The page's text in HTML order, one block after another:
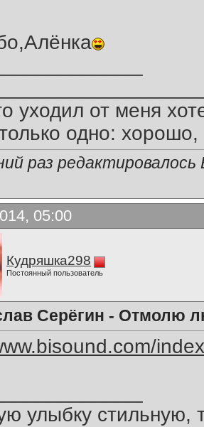
уходил от меня
одно:
раз
05:00
Кудряшка298
Постоянный пользователь
Серёгин - Отмолю
улыбку стильную,